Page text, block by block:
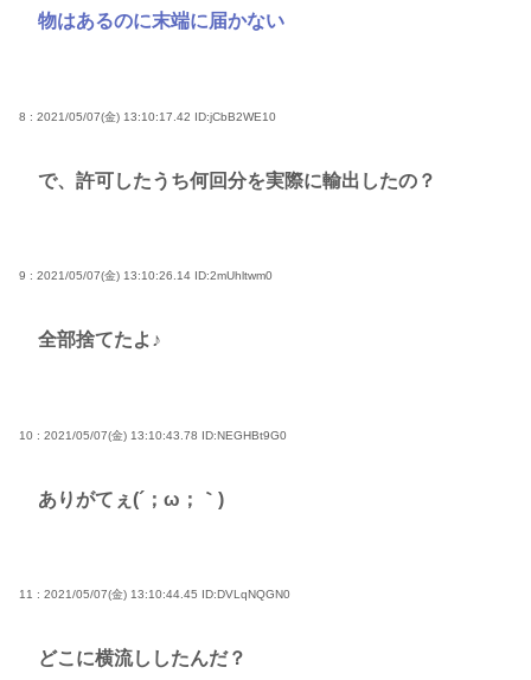
物はあるのに末端に届かない
8 : 2021/05/07(金) 13:10:17.42 ID:jCbB2WE10
で、許可したうち何回分を実際に輸出したの？
9 : 2021/05/07(金) 13:10:26.14 ID:2mUhltwm0
全部捨てたよ♪
10 : 2021/05/07(金) 13:10:43.78 ID:NEGHBt9G0
ありがてぇ(´；ω；｀)
11 : 2021/05/07(金) 13:10:44.45 ID:DVLqNQGN0
どこに横流ししたんだ？